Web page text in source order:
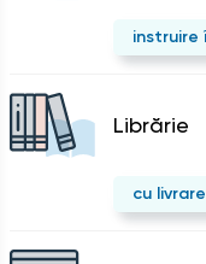
instruire
Librărie
cu livrare